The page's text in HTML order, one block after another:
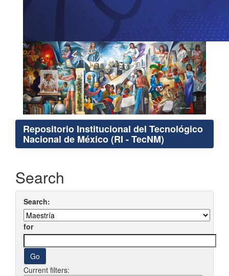
Repositorio Institucional del Tecnológico
Nacional de México (RI - TecNM)
Search
Search:
for
Current filters: